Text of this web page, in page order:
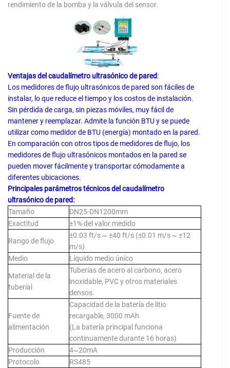
rendimiento de la bomba y la válvula del sensor.
Ventajas del caudalímetro ultrasónico de pared:
Los medidores de flujo ultrasónicos de pared son fáciles de
instalar, lo que reduce el tiempo y los costos de instalación.
Sin pérdida de carga, sin piezas móviles, muy fácil de
mantener y reemplazar. Admite la función BTU y se puede
utilizar como medidor de BTU (energía) montado en la pared.
En comparación con otros tipos de medidores de flujo, los
medidores de flujo ultrasónicos montados en la pared se
pueden mover fácilmente y transportar cómodamente a
diferentes ubicaciones.
Principales parámetros técnicos del caudalímetro
ultrasónico de pared:
Tamaño
DN25-DN1200mm
Exactitud
±1% del valor medido
Rango de flujo
±0.03 ft/s ~ ±40 ft/s (±0.01 m/s ~ ±12
m/s)
Medio
Líquido medio único
Material de la
tuberíal
Tuberías de acero al carbono, acero
inoxidable, PVC y otros materiales
densos.
Fuente de
alimentación
Capacidad de la batería de litio
recargable, 3000 mAh.
(La batería principal funciona
continuamente durante 16 horas)
Producción
4~20mA
Protocolo
RS485